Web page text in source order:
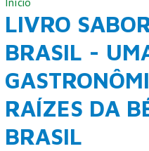
VOCÊ ESTÁ
LIVRO
BRASIL -
RAÍZES DA
BRASIL